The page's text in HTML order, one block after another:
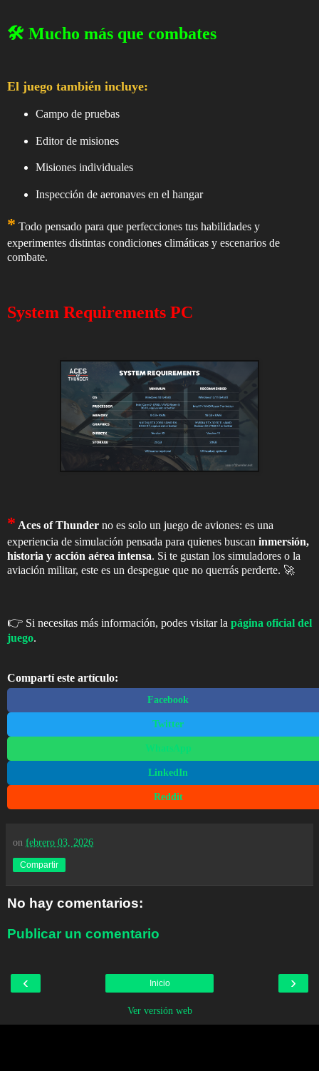
🛠️ Mucho más que combates
El juego también incluye:
Campo de pruebas
Editor de misiones
Misiones individuales
Inspección de aeronaves en el hangar
* Todo pensado para que perfecciones tus habilidades y
experimentes distintas condiciones climáticas y escenarios de
combate.
System Requirements PC
* Aces of Thunder no es solo un juego de aviones: es una
experiencia de simulación pensada para quienes buscan inmersión,
historia y acción aérea intensa. Si te gustan los simuladores o la
aviación militar, este es un despegue que no querrás perderte. 🚀
👉 Si necesitas más información, podes visitar la página oficial del
juego.
Compartí este artículo:
Facebook
Twitter
WhatsApp
LinkedIn
Reddit
on febrero 03, 2026
Compartir
No hay comentarios:
Publicar un comentario
‹ ›
Inicio
Ver versión web